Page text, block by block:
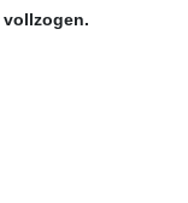
vollzogen.